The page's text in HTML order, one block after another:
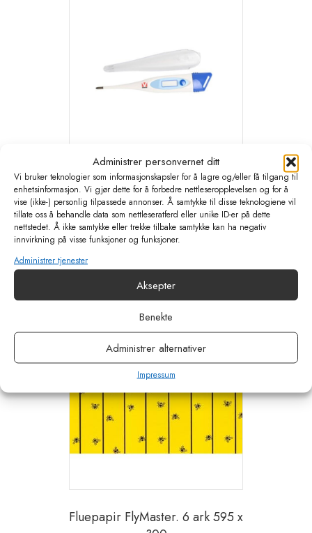
Administrer personvernet ditt
Vi bruker teknologier som informasjonskapsler for å lagre og/eller få tilgang til
enhetsinformasjon. Vi gjør dette for å forbedre nettleseropplevelsen og for å
vise (ikke-) personlig tilpassede annonser. Å samtykke til disse teknologiene vil
tillate oss å behandle data som nettleseratferd eller unike ID-er på dette
nettstedet. Å ikke samtykke eller trekke tilbake samtykke kan ha negativ
innvirkning på visse funksjoner og funksjoner.
Administrer tjenester
Aksepter
Benekte
Administrer alternativer
Impressum
KRUUSE Digital termometer Digi-
Vet SC 12
kr194,40 eks. MVA
Legg i handlekurv
Fluepapir FlyMaster. 6 ark 595 x